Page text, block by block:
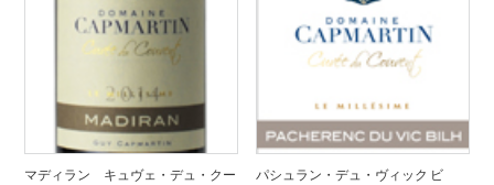
マディラン キュヴェ・デュ・クー パシュラン・デュ・ヴィック ビ